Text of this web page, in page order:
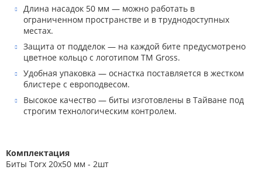
Длина насадок 50 мм — можно работать в
ограниченном пространстве и в труднодоступных
местах.
Защита от подделок — на каждой бите предусмотрено
цветное кольцо с логотипом ТМ Gross.
Удобная упаковка — оснастка поставляется в жестком
блистере с европодвесом.
Высокое качество — биты изготовлены в Тайване под
строгим технологическим контролем.
Комплектация
Биты Torx 20х50 мм - 2шт